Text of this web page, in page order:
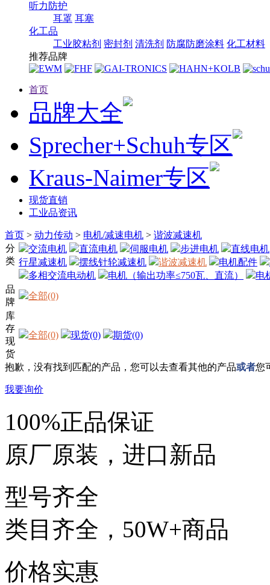
听力防护
耳罩 耳塞
化工品
工业胶粘剂 密封剂 清洗剂 防腐防磨涂料 化工材料
推荐品牌
首页
品牌大全
Sprecher+Schuh专区
Kraus-Naimer专区
现货直销
工业品资讯
首页 > 动力传动 > 电机/减速电机 > 谐波减速机
分
类
交流电机 直流电机 伺服电机 步进电机
直线电机
行星减速机
摆线针轮减速机 谐波减速机 电机配件
多相交流电动机
电机（输出功率≤750瓦、直流）
电
品
牌
全部(0)
库
存
现
货
全部(0) 现货(0) 期货(0)
抱歉，没有找到匹配的产品，您可以去查看其他的产品或者您
我要询价
100%正品保证
原厂原装，进口新品
型号齐全
类目齐全，50W+商品
价格实惠